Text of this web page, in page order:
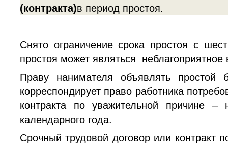
(контракта)в период простоя.
Снято ограничение срока простоя с
простоя может являться
Праву нанимателя объявлять простой
корреспондирует право работника
контракта по уважительной причине
календарного года.
Срочный трудовой договор или контракт